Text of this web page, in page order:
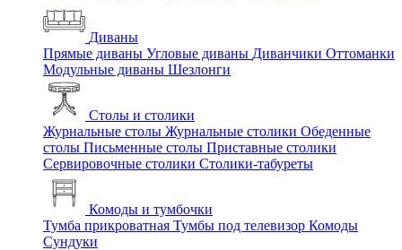
Диваны
Прямые диваны Угловые диваны Диванчики Оттоманки
Модульные диваны Шезлонги
Столы и столики
Журнальные столы Журнальные столики Обеденные
столы Письменные столы Приставные столики
Сервировочные столики Столики-табуреты
Комоды и тумбочки
Тумба прикроватная Тумбы под телевизор Комоды
Сундуки